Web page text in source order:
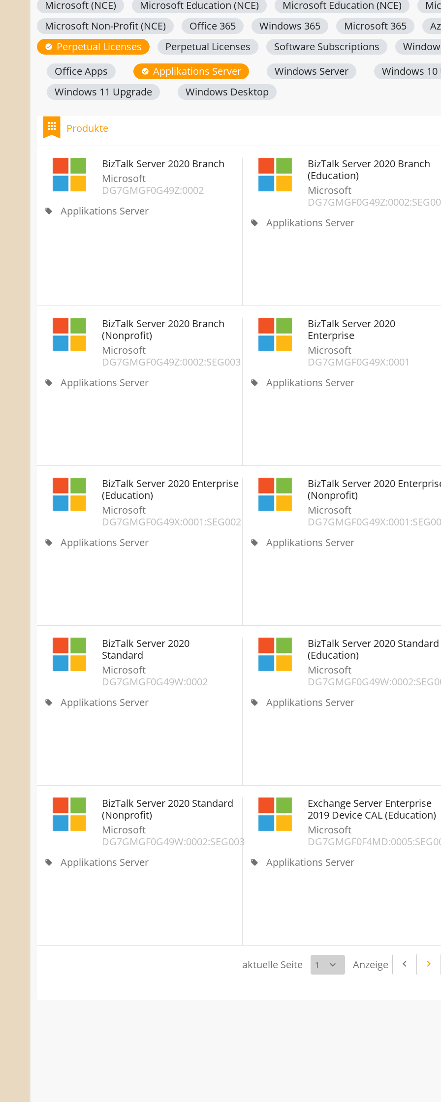
Microsoft (NCE)
Microsoft Education (NCE) Microsoft Education (NCE)
Microsoft Non-Profit (NCE)
Office 365 Windows 365 Microsoft 365
check_circle
Perpetual Licenses
Office Apps
check_circle Applikations Server Windows Server
Windows 10
Windows 11 Upgrade
Windows Desktop
Perpetual Licenses Software Subscriptions
bookmark
apps Produkte
BizTalk Server 2020 Branch
Microsoft
DG7GMGF0G49Z:0002
local_offer Applikations Server
BizTalk Server 2020 Branch
(Education)
Microsoft
local_offer Applikations Server
BizTalk Server 2020 Branch
(Nonprofit)
Microsoft
DG7GMGF0G49Z:0002:SEG003
local_offer Applikations Server
BizTalk Server 2020
Enterprise
Microsoft
DG7GMGF0G49X:0001
local_offer Applikations Server
BizTalk Server 2020 Enterprise
(Education)
Microsoft
DG7GMGF0G49X:0001:SEG002
local_offer Applikations Server
BizTalk Server 2020
(Nonprofit)
Microsoft
local_offer Applikations Server
BizTalk Server 2020
Standard
Microsoft
DG7GMGF0G49W:0002
local_offer Applikations Server
BizTalk Server 2020 Standard
(Education)
Microsoft
local_offer Applikations Server
BizTalk Server 2020 Standard
(Nonprofit)
Microsoft
DG7GMGF0G49W:0002:SEG003
local_offer Applikations Server
Exchange Server Enterprise
2019 Device CAL (Education)
Microsoft
local_offer Applikations Server
aktuelle Seite Anzeige navigate_before navigate_next